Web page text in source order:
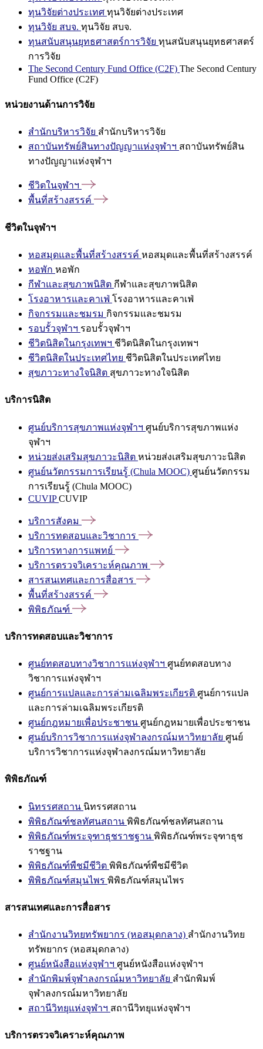
ทุนวิจัยต่างประเทศ ทุนวิจัยต่างประเทศ
ทุนวิจัย สบจ. ทุนวิจัย สบจ.
ทุนสนับสนุนยุทธศาสตร์การวิจัย ทุนสนับสนุนยุทธศาสตร์
การวิจัย
The Second Century Fund Office (C2F) The Second Century
Fund Office (C2F)
หน่วยงานด้านการวิจัย
สำนักบริหารวิจัย สำนักบริหารวิจัย
สถาบันทรัพย์สินทางปัญญาแห่งจุฬาฯ สถาบันทรัพย์สิน
ทางปัญญาแห่งจุฬาฯ
ชีวิตในจุฬาฯ
พื้นที่สร้างสรรค์
ชีวิตในจุฬาฯ
หอสมุดและพื้นที่สร้างสรรค์ หอสมุดและพื้นที่สร้างสรรค์
หอพัก หอพัก
กีฬาและสุขภาพนิสิต กีฬาและสุขภาพนิสิต
โรงอาหารและคาเฟ่ โรงอาหารและคาเฟ่
กิจกรรมและชมรม กิจกรรมและชมรม
รอบรั้วจุฬาฯ รอบรั้วจุฬาฯ
ชีวิตนิสิตในกรุงเทพฯ ชีวิตนิสิตในกรุงเทพฯ
ชีวิตนิสิตในประเทศไทย ชีวิตนิสิตในประเทศไทย
สุขภาวะทางใจนิสิต สุขภาวะทางใจนิสิต
บริการนิสิต
ศูนย์บริการสุขภาพแห่งจุฬาฯ ศูนย์บริการสุขภาพแห่ง
จุฬาฯ
หน่วยส่งเสริมสุขภาวะนิสิต หน่วยส่งเสริมสุขภาวะนิสิต
ศูนย์นวัตกรรมการเรียนรู้ (Chula MOOC) ศูนย์นวัตกรรม
การเรียนรู้ (Chula MOOC)
CUVIPCUVIP
บริการสังคม
บริการทดสอบและวิชาการ
บริการทางการแพทย์
บริการตรวจวิเคราะห์คุณภาพ
สารสนเทศและการสื่อสาร
พื้นที่สร้างสรรค์
พิพิธภัณฑ์
บริการทดสอบและวิชาการ
ศูนย์ทดสอบทางวิชาการแห่งจุฬาฯ ศูนย์ทดสอบทาง
วิชาการแห่งจุฬาฯ
ศูนย์การแปลและการล่ามเฉลิมพระเกียรติ ศูนย์การแปล
และการล่ามเฉลิมพระเกียรติ
ศูนย์กฎหมายเพื่อประชาชน ศูนย์กฎหมายเพื่อประชาชน
ศูนย์บริการวิชาการแห่งจุฬาลงกรณ์มหาวิทยาลัย ศูนย์
บริการวิชาการแห่งจุฬาลงกรณ์มหาวิทยาลัย
พิพิธภัณฑ์
นิทรรศสถาน นิทรรศสถาน
พิพิธภัณฑ์ชลทัศนสถาน พิพิธภัณฑ์ชลทัศนสถาน
พิพิธภัณฑ์พระจุฑาธุชราชฐาน พิพิธภัณฑ์พระจุฑาธุช
ราชฐาน
พิพิธภัณฑ์พืชมีชีวิต พิพิธภัณฑ์พืชมีชีวิต
พิพิธภัณฑ์สมุนไพร พิพิธภัณฑ์สมุนไพร
สารสนเทศและการสื่อสาร
สำนักงานวิทยทรัพยากร (หอสมุดกลาง) สำนักงานวิทย
ทรัพยากร (หอสมุดกลาง)
ศูนย์หนังสือแห่งจุฬาฯ ศูนย์หนังสือแห่งจุฬาฯ
สำนักพิมพ์จุฬาลงกรณ์มหาวิทยาลัย สำนักพิมพ์
จุฬาลงกรณ์มหาวิทยาลัย
สถานีวิทยุแห่งจุฬาฯ สถานีวิทยุแห่งจุฬาฯ
บริการตรวจวิเคราะห์คุณภาพ